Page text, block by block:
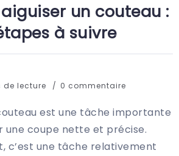
un couteau :
à suivre
de lecture 0 commentaire
couteau est une tâche importante
une coupe nette et précise.
c’est une tâche relativement